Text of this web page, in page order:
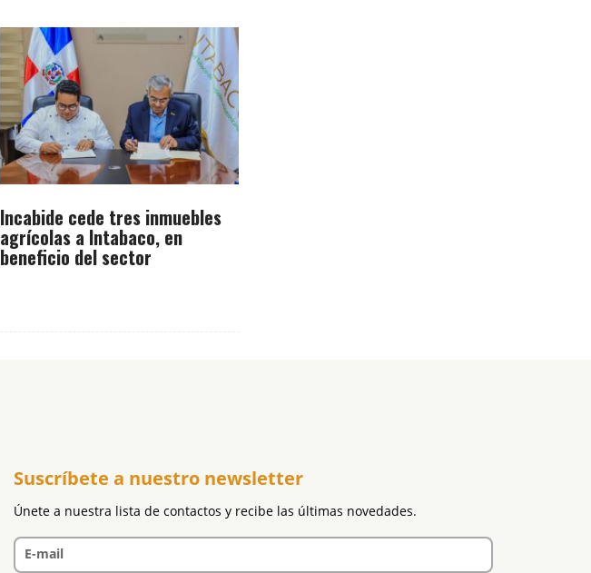
Incabide cede tres inmuebles
agrícolas a Intabaco, en
beneficio del sector
Suscríbete a nuestro newsletter
Únete a nuestra lista de contactos y recibe las últimas novedades.
E-mail